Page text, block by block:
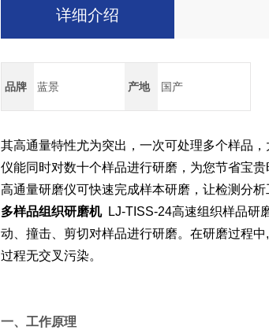
详细介绍
品牌 蓝景 产地 国产
其高通量特性尤为突出，一次可处理多个样品
仪能同时对数十个样品进行研磨，为您节省宝
高通量研磨仪可快速完成样本研磨，让检测分析
多样品组织研磨机LJ-TISS-24高速组织样品研
动、撞击、剪切对样品进行研磨。在研磨过程
过程无交叉污染。
一、工作原理